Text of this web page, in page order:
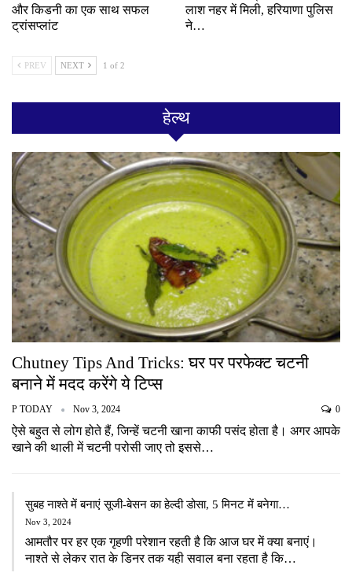
और किडनी का एक साथ सफल
ट्रांसप्लांट
लाश नहर में मिली, हरियाणा पुलिस
ने…
PREV NEXT 1 of 2
हेल्थ
Chutney Tips And Tricks: घर पर परफेक्ट चटनी
बनाने में मदद करेंगे ये टिप्स
P TODAY Nov 3, 2024 0
ऐसे बहुत से लोग होते हैं, जिन्हें चटनी खाना काफी पसंद होता है। अगर आपके
खाने की थाली में चटनी परोसी जाए तो इससे…
सुबह नाश्ते में बनाएं सूजी-बेसन का हेल्दी डोसा, 5 मिनट में बनेगा…
Nov 3, 2024
आमतौर पर हर एक गृहणी परेशान रहती है कि आज घर में क्या बनाएं।
नाश्ते से लेकर रात के डिनर तक यही सवाल बना रहता है कि…